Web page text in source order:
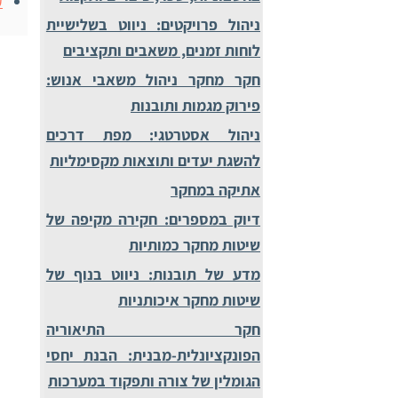
ניהול פרויקטים: ניווט בשלישיית
לוחות זמנים, משאבים ותקציבים
חקר מחקר ניהול משאבי אנוש:
פירוק מגמות ותובנות
ניהול אסטרטגי: מפת דרכים
להשגת יעדים ותוצאות מקסימליות
אתיקה במחקר
דיוק במספרים: חקירה מקיפה של
שיטות מחקר כמותיות
מדע של תובנות: ניווט בנוף של
שיטות מחקר איכותניות
חקר התיאוריה
הפונקציונלית-מבנית: הבנת יחסי
הגומלין של צורה ותפקוד במערכות